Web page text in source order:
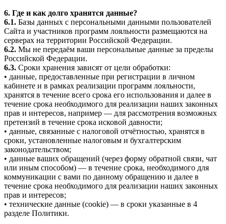
6. Где и как долго хранятся данные?
6.1. Базы данных с персональными данными пользователей
Сайта и участников программ лояльности размещаются на
серверах на территории Российской Федерации.
6.2. Мы не передаём ваши персональные данные за пределы
Российской Федерации.
6.3. Сроки хранения зависят от цели обработки:
• данные, предоставленные при регистрации в личном
кабинете и в рамках реализации программ лояльности,
хранятся в течение всего срока его использования и далее в
течение срока необходимого для реализации наших законных
прав и интересов, например — для рассмотрения возможных
претензий в течение срока исковой давности;
• данные, связанные с налоговой отчётностью, хранятся в
сроки, установленные налоговым и бухгалтерским
законодательством;
• данные ваших обращений (через форму обратной связи, чат
или иным способом) — в течение срока, необходимого для
коммуникации с вами по данному обращению и далее в
течение срока необходимого для реализации наших законных
прав и интересов;
• технические данные (cookie) — в сроки указанные в 4
разделе Политики.